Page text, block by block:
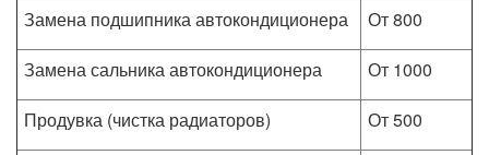
Замена подшипника автокондиционера
От 800
Замена сальника автокондиционера
От 1000
Продувка (чистка радиаторов)
От 500